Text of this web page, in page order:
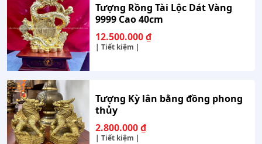
Tượng Rồng Tài Lộc Dát Vàng
9999 Cao 40cm
12.500.000₫
| Tiết kiệm |
Tượng Kỳ lân bằng đồng phong
thủy
2.800.000₫
| Tiết kiệm |